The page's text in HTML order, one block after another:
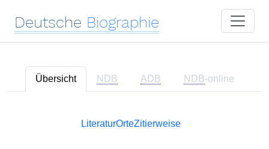
Deutsche Biographie
Übersicht NDB ADB NDB-online
LiteraturOrteZitierweise